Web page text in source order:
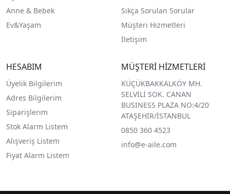
Anne & Bebek
Ev&Yaşam
Sıkça Sorulan Sorular
Müşteri Hizmetleri
İletişim
HESABIM
Üyelik Bilgilerim
Adres Bilgilerim
Siparişlerim
Stok Alarm Listem
Alışveriş Listem
Fiyat Alarm Listem
MÜŞTERİ HİZMETLERİ
KÜÇÜKBAKKALKÖY MH.
SELVİLİ SOK. CANAN
BUSINESS PLAZA NO:4/20
ATAŞEHİR/İSTANBUL
0850 360 4523
info@e-aile.com